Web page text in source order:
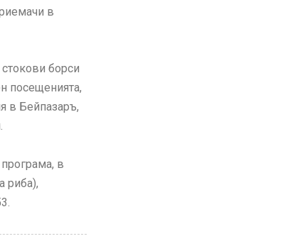
в
борси
посещенията,
в Бейпазаръ,
в
риба),